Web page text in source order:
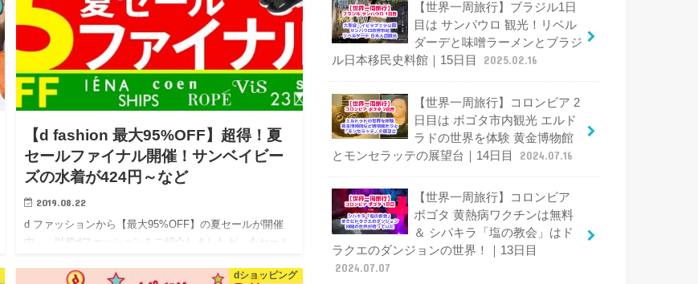
【d fashion 最大95%OFF】超得！夏
セールファイナル開催！サンベイビー
ズの水着が424円～など
2019.08.22
d ファッションから【最大95%OFF】の夏セールが開催
中。 以前dファッションをご紹介しましたが、今セール
dショッピング
【世界一周旅行】ブラジル1日
目は サンパウロ 観光！リベル
ダーデと味噌ラーメンとブラジ
ル日本移民史料館｜15日目
2025.02.16
【世界一周旅行】コロンビア 2
日目は ボゴタ市内観光 エルド
ラドの世界を体験 黄金博物館
とモンセラッテの展望台｜14日目
2024.07.16
【世界一周旅行】コロンビア
ボゴタ 黄熱病ワクチンは無料
＆ シパキラ「塩の教会」はド
ラクエのダンジョンの世界！｜13日目
2024.07.07